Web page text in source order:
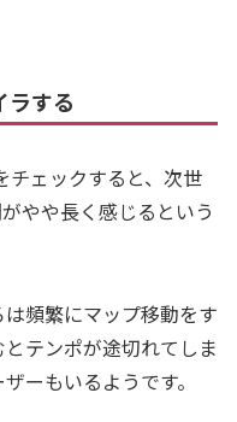
ラする
チェックすると、次世
やや長く感じるという
頻繁にマップ移動をす
テンポが途切れてしま
ーもいるようです。